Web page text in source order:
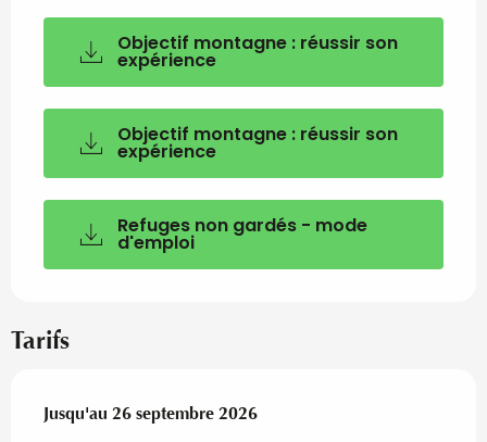
Objectif montagne : réussir son
expérience
Objectif montagne : réussir son
expérience
Refuges non gardés - mode
d'emploi
Tarifs
Du6 juin 2026au26 septembre 2026
Jusqu'au 26 septembre 2026